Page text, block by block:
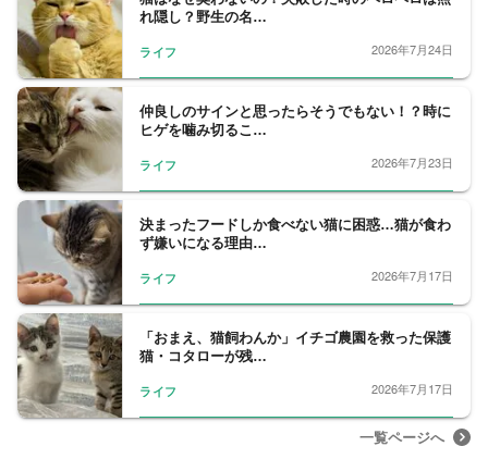
れ隠し？野生の名…
ライフ 2026年7月24日
仲良しのサインと思ったらそうでもない！？時に
ヒゲを噛み切るこ…
ライフ 2026年7月23日
決まったフードしか食べない猫に困惑…猫が食わ
ず嫌いになる理由…
ライフ 2026年7月17日
「おまえ、猫飼わんか」イチゴ農園を救った保護
猫・コタローが残…
ライフ 2026年7月17日
一覧ページへ